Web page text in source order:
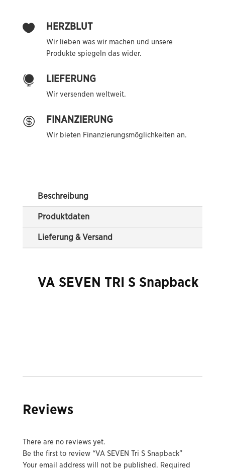
 HERZBLUT
Wir lieben was wir machen und unsere
Produkte spiegeln das wider.
 LIEFERUNG
Wir versenden weltweit.
 FINANZIERUNG
Wir bieten Finanzierungsmöglichkeiten an.
Beschreibung
Produktdaten
Lieferung & Versand
VA SEVEN TRI S Snapback
Reviews
There are no reviews yet.
Be the first to review “VA SEVEN Tri S Snapback”
Your email address will not be published. Required